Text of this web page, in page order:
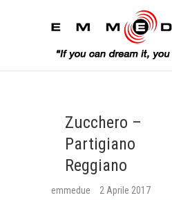
Zucchero –
Partigiano
Reggiano
emmedue 2 Aprile 2017